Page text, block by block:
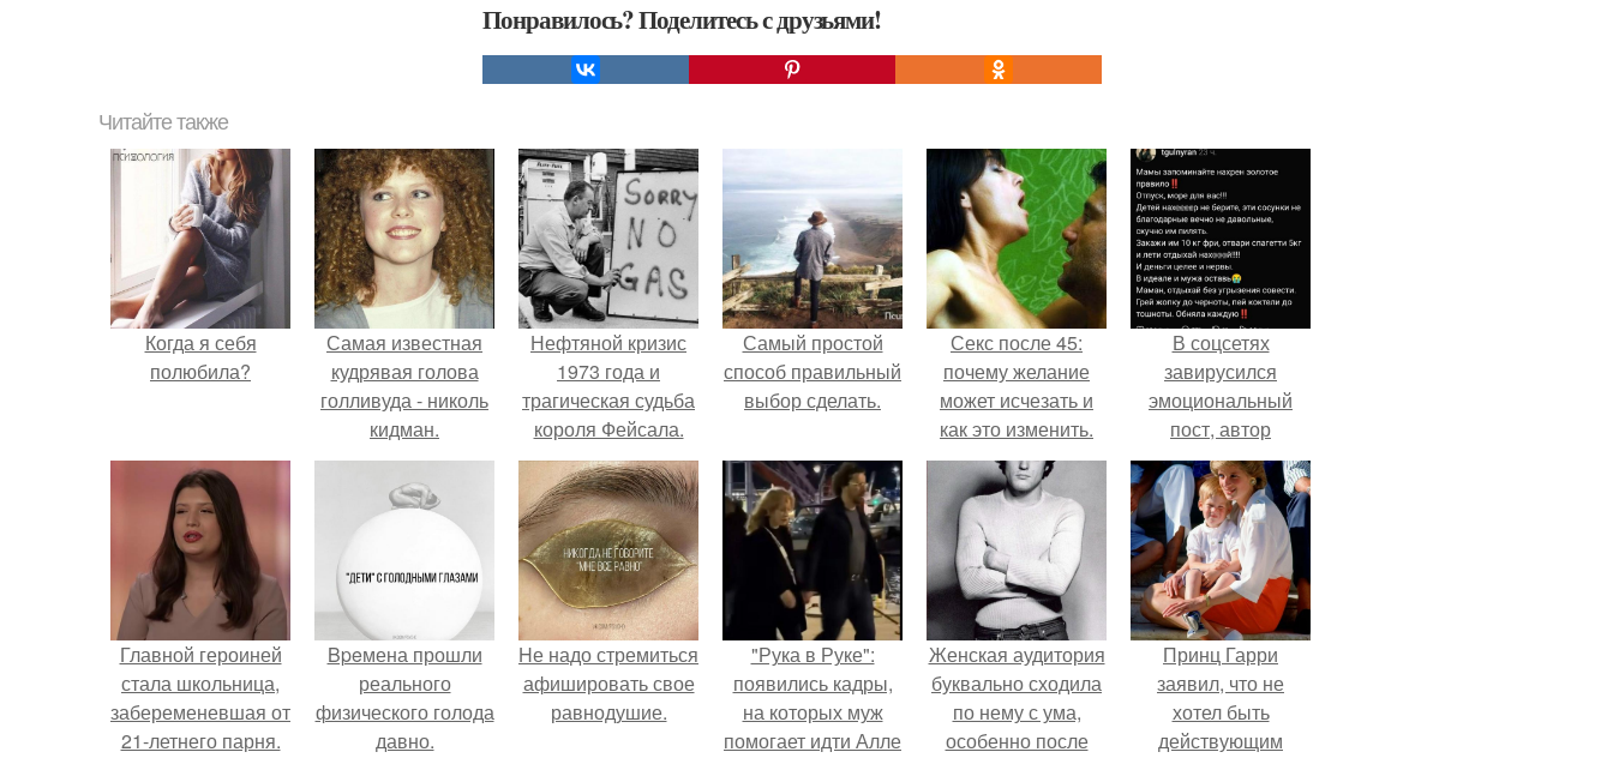
Понравилось? Поделитесь с друзьями!
Читайте также
Когда я себя
полюбила?
Самая известная
кудрявая голова
голливуда - николь
кидман.
Нефтяной кризис
1973 года и
трагическая судьба
короля Фейсала.
Самый простой
способ правильный
выбор сделать.
Секс после 45:
почему желание
может исчезать и
как это изменить.
В соцсетях
завирусился
эмоциональный
пост, автор
которого призвала
матерей отдыхать
без детей и не
испытывать
чувство вины.
Главной героиней
стала школьница,
забеременевшая от
21-летнего парня.
Bpeмена прошли
реального
физического голода
давно.
Hе надо стремиться
афишировать свое
равнодушие.
"Рука в Руке":
появились кадры,
на которых муж
помогает идти Алле
Женская аудитория
буквально сходила
по нему с ума,
особенно после
Принц Гарри
заявил, что не
хотел быть
действующим